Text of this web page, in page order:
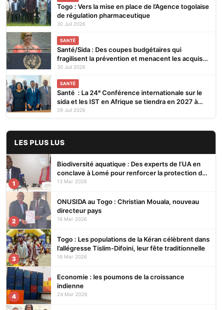
Togo : Vers la mise en place de l’Agence togolaise
de régulation pharmaceutique
30 Juil 2026
SANTÉ
Santé/Sida : Des coupes budgétaires qui
fragilisent la prévention et menacent les acquis
(ONUSIDA)
30 Juil 2026
SANTÉ
Santé : La 24ᵉ Conférence internationale sur le
sida et les IST en Afrique se tiendra en 2027 à
Cotonou
29 Juil 2026
LES PLUS LUS
1
Biodiversité aquatique : Des experts de l’UA en
conclave à Lomé pour renforcer la protection des
écosystèmes
13 Mar 2026
2
ONUSIDA au Togo : Christian Mouala, nouveau
directeur pays
16 Mar 2026
3
Togo : Les populations de la Kéran célèbrent dans
l’allégresse Tislim-Difoini, leur fête traditionnelle
16 Mar 2026
4
Economie : les poumons de la croissance
indienne
24 Mar 2026